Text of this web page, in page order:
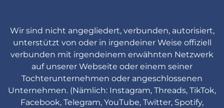
Wir sind nicht angegliedert, verbunden, autorisiert,
unterstützt von oder in irgendeiner Weise offiziell
verbunden mit irgendeinem erwähnten Netzwerk
auf unserer Webseite oder einem seiner
Tochterunternehmen oder angeschlossenen
Unternehmen. (Nämlich: Instagram, Threads, TikTok,
Facebook, Telegram, YouTube, Twitter, Spotify,